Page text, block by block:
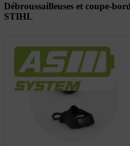
Débroussailleuses et coupe-
STIHL